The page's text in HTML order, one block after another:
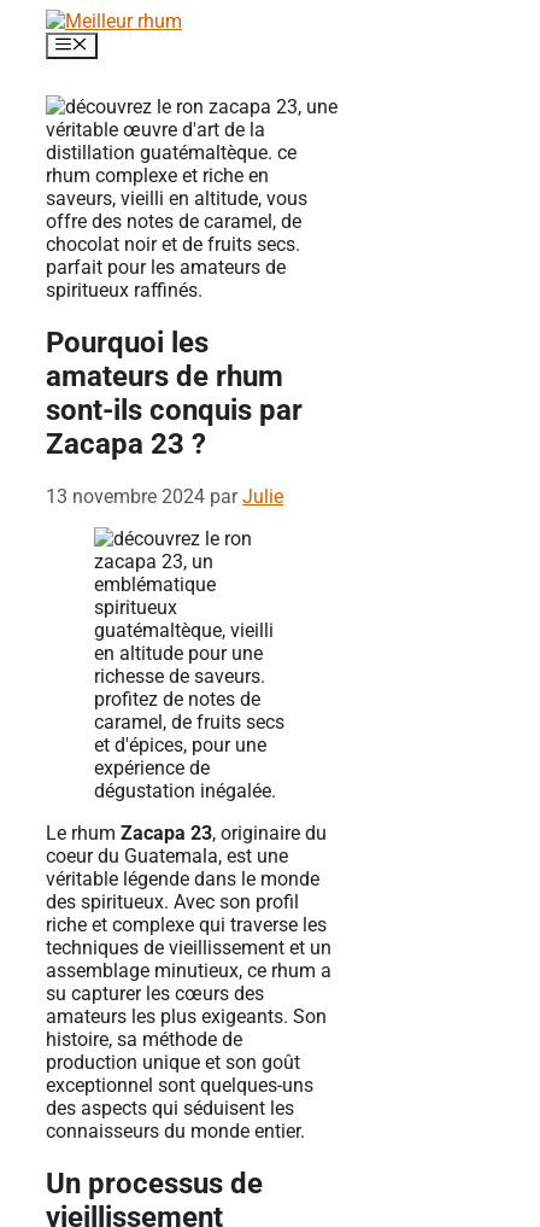
contenu
Menu
Pourquoi les
amateurs de rhum
sont-ils conquis par
Zacapa 23 ?
13 novembre 2024 parJulie
Le rhum Zacapa 23, originaire du
coeur du Guatemala, est une
véritable légende dans le monde
des spiritueux. Avec son profil
riche et complexe qui traverse les
techniques de vieillissement et un
assemblage minutieux, ce rhum a
su capturer les cœurs des
amateurs les plus exigeants. Son
histoire, sa méthode de
production unique et son goût
exceptionnel sont quelques-uns
des aspects qui séduisent les
connaisseurs du monde entier.
Un processus de
vieillissement